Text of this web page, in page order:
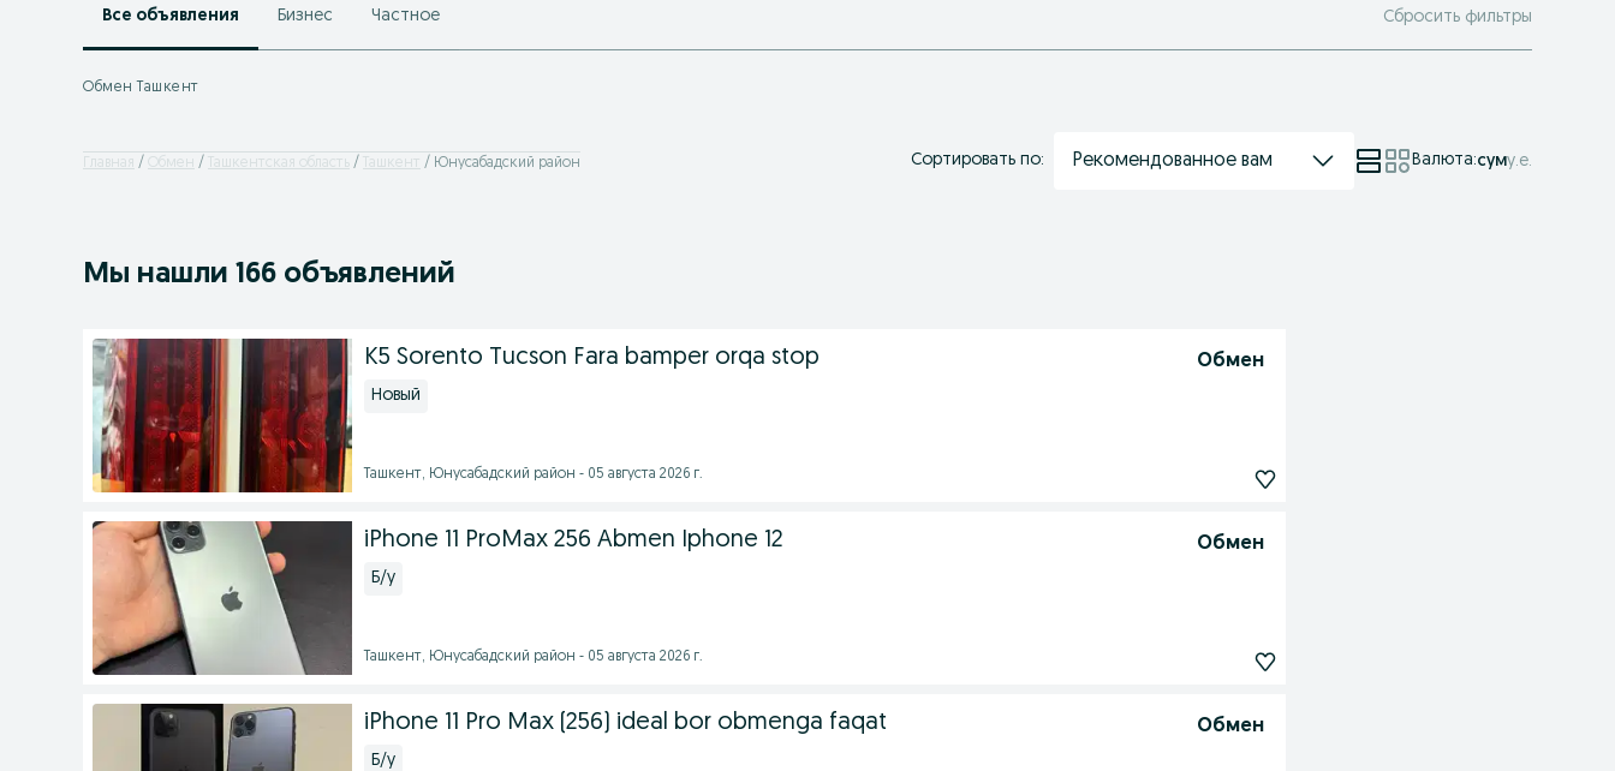
Все объявления Бизнес Частное Сбросить фильтры
Обмен Ташкент
Главная Обмен Ташкентская область Ташкент Юнусабадский район Сортировать по: Рекомендованное вам Валюта:суму.е.
Мы нашли 166 объявлений
K5 Sorento Tucson Fara bamper orqa stop Обмен
Новый
Ташкент, Юнусабадский район - 05 августа 2026 г.
iPhone 11 ProMax 256 Abmen Iphone 12 Обмен
Б/у
Ташкент, Юнусабадский район - 05 августа 2026 г.
iPhone 11 Pro Max (256) ideal bor obmenga faqat Обмен
Б/у